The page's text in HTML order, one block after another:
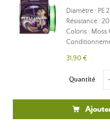
Diamètre : PE
Résistance :
Coloris : Moss
31,90 €
Quantité